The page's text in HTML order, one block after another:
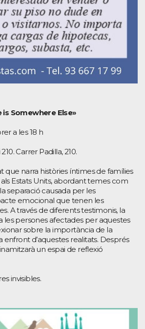
Somewhere Else»
a les 18 h
Carrer Padilla, 210.
narra històries íntimes de famílies
Estats Units, abordant temes com
separació causada per les
emocional que tenen les
A través de diferents testimonis, la
les persones afectades per aquestes
sobre la importància de la
enfront d’aquestes realitats. Després
un espai de reflexió
invisibles.